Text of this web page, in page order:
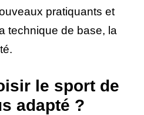
pratiquants et
technique de base, la
le sport de
adapté ?